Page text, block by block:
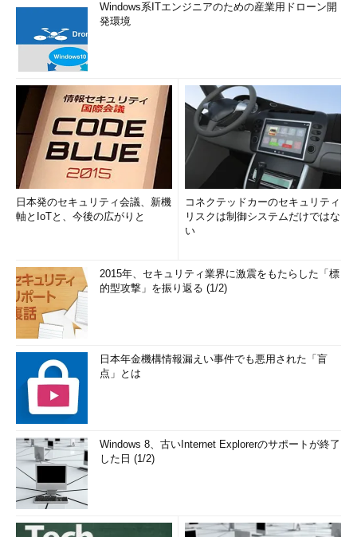
Windows系ITエンジニアのための産業用ドローン開
発環境
日本発のセキュリティ会議、新機
軸とIoTと、今後の広がりと
コネクテッドカーのセキュリティ
リスクは制御システムだけではな
い
2015年、セキュリティ業界に激震をもたらした「標
的型攻撃」を振り返る (1/2)
日本年金機構情報漏えい事件でも悪用された「盲
点」とは
Windows 8、古いInternet Explorerのサポートが終了
した日 (1/2)